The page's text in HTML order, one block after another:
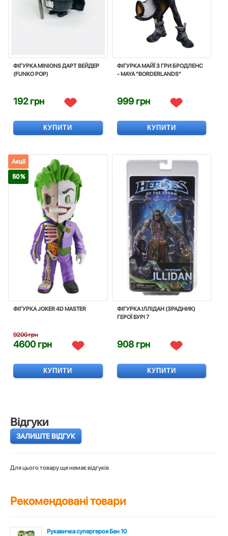
ФІГУРКА MINIONS ДАРТ ВЕЙДЕР
(FUNKO POP)
192 грн
КУПИТИ
ФІГУРКА МАЙЇ З ГРИ БРОДЛЕНС
- MAYA "BORDERLANDS"
999 грн
КУПИТИ
ФIГУРКА JOKER 4D MASTER
Акції
50 %
9200 грн
4600 грн
КУПИТИ
ФІГУРКА ІЛЛІДАН (ЗРАДНИК)
ГЕРОЇ БУРІ 7
908 грн
КУПИТИ
Відгуки
ЗАЛИШТЕ ВІДГУК
Для цього товару ще немає відгуків
Рекомендовані товари
Рукавичка супергероя Бен 10